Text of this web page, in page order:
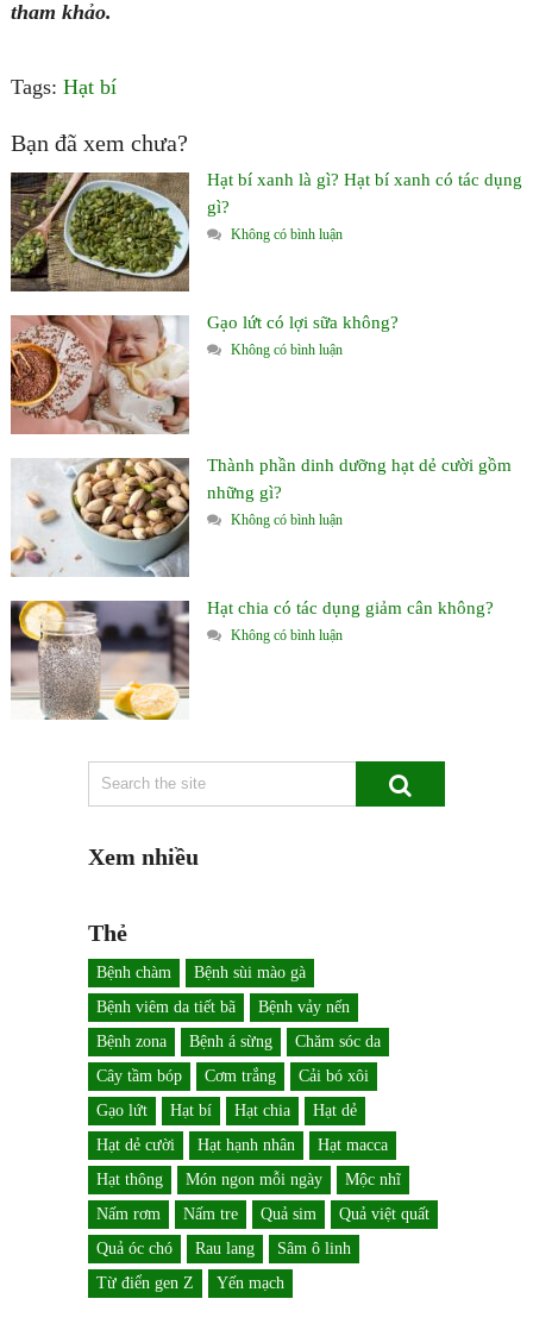
tham khảo.
Tags: Hạt bí
Bạn đã xem chưa?
Hạt bí xanh là gì? Hạt bí xanh có tác dụng
gì?
Không có bình luận
Gạo lứt có lợi sữa không?
Không có bình luận
Thành phần dinh dưỡng hạt dẻ cười gồm
những gì?
Không có bình luận
Hạt chia có tác dụng giảm cân không?
Không có bình luận
Xem nhiều
Thẻ
Bệnh chàm
Bệnh sùi mào gà
Bệnh viêm da tiết bã
Bệnh vảy nến
Bệnh zona
Bệnh á sừng
Chăm sóc da
Cây tầm bóp
Cơm trắng
Cải bó xôi
Gạo lứt
Hạt bí Hạt chia
Hạt dẻ
Hạt dẻ cười
Hạt hạnh nhân
Hạt macca
Hạt thông
Món ngon mỗi ngày
Mộc nhĩ
Nấm rơm
Nấm tre Quả sim
Quả việt quất
Quả óc chó
Rau lang
Sâm ô linh
Từ điển gen Z
Yến mạch